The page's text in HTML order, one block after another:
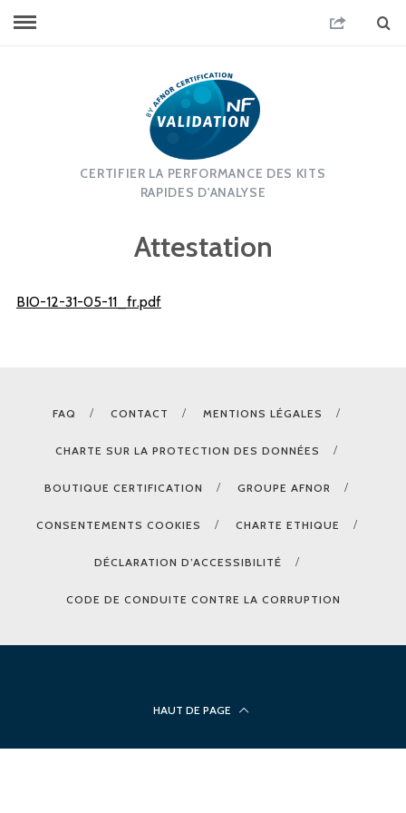
CERTIFIER LA PERFORMANCE DES KITS
RAPIDES D'ANALYSE
Attestation
BIO-12-31-05-11_fr.pdf
FAQ CONTACT MENTIONS LÉGALES
CHARTE SUR LA PROTECTION DES DONNÉES
BOUTIQUE CERTIFICATION GROUPE AFNOR
CONSENTEMENTS COOKIES CHARTE ETHIQUE
DÉCLARATION D’ACCESSIBILITÉ
CODE DE CONDUITE CONTRE LA CORRUPTION
HAUT DE PAGE